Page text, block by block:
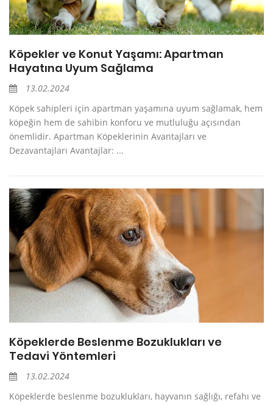
Köpekler ve Konut Yaşamı: Apartman
Hayatına Uyum Sağlama
13.02.2024
Köpek sahipleri için apartman yaşamına uyum sağlamak, hem
köpeğin hem de sahibin konforu ve mutluluğu açısından
önemlidir. Apartman Köpeklerinin Avantajları ve
Dezavantajları Avantajlar: ...
Köpeklerde Beslenme Bozuklukları ve
Tedavi Yöntemleri
13.02.2024
Köpeklerde beslenme bozuklukları, hayvanın sağlığı, refahı ve